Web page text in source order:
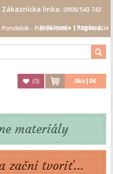
Zákaznícka linka: 0908/543 743
Pondelok - Piatok: 9.00 - 17.00 hod.
Prihlásenie|Registrácia
(0) 0ks| 0€
materiály
začni tvoriť...